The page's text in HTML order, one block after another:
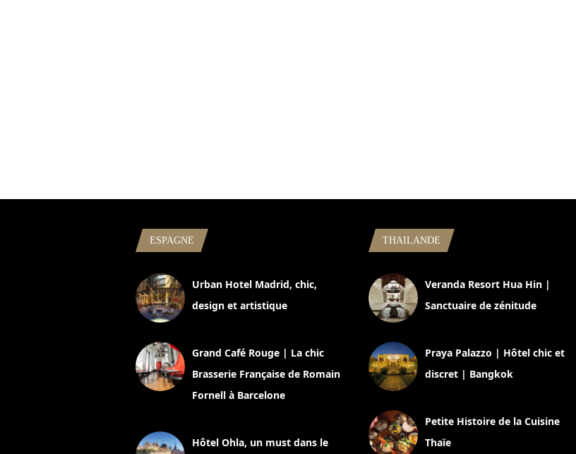
ESPAGNE
Urban Hotel Madrid, chic,
design et artistique
Grand Café Rouge | La chic
Brasserie Française de Romain
Fornell à Barcelone
Hôtel Ohla, un must dans le
THAILANDE
Veranda Resort Hua Hin |
Sanctuaire de zénitude
Praya Palazzo | Hôtel chic et
discret | Bangkok
Petite Histoire de la Cuisine
Thaïe